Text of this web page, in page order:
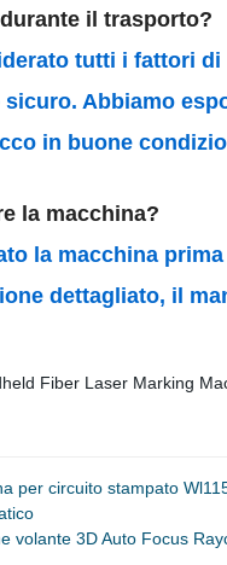
il trasporto?
tutti i fattori
Abbiamo
in buone
la macchina?
la macchina
dettagliato, il
per circuito stampato
volante 3D Auto Focus